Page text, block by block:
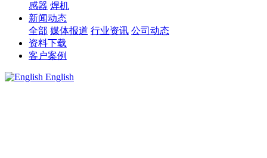
感器 焊机
新闻动态
全部 媒体报道 行业资讯 公司动态
资料下载
客户案例
English